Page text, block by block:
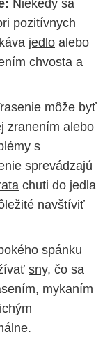
Niekedy sa
pozitívnych
jedlo alebo
chvosta a
môže byť
zranením alebo
s
sprevádzajú
chuti do jedla
navštíviť
spánku
sny, čo sa
mykaním